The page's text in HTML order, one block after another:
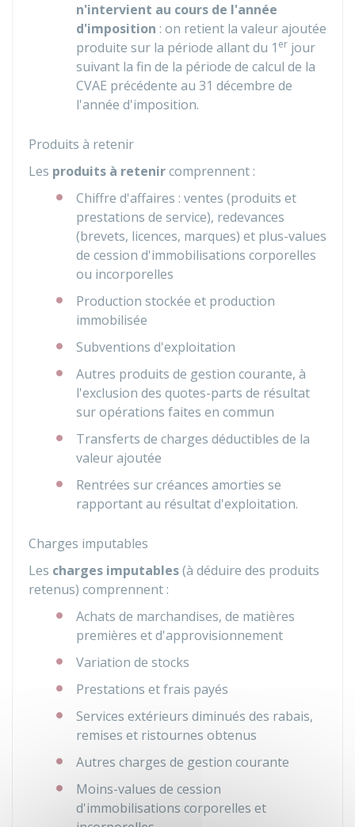
n'intervient au cours de l'année
d'imposition : on retient la valeur ajoutée
produite sur la période allant du 1 er jour
suivant la fin de la période de calcul de la
CVAE précédente au 31 décembre de
l'année d'imposition.
Produits à retenir
Les produits à retenircomprennent :
Chiffre d'affaires : ventes (produits et
prestations de service), redevances
(brevets, licences, marques) et plus-values
de cession d'immobilisations corporelles
ou incorporelles
Production stockée et production
immobilisée
Subventions d'exploitation
Autres produits de gestion courante, à
l'exclusion des quotes-parts de résultat
sur opérations faites en commun
Transferts de charges déductibles de la
valeur ajoutée
Rentrées sur créances amorties se
rapportant au résultat d'exploitation.
Charges imputables
Les charges imputables(à déduire des produits
retenus) comprennent :
Achats de marchandises, de matières
premières et d'approvisionnement
Variation de stocks
Prestations et frais payés
Services extérieurs diminués des rabais,
remises et ristournes obtenus
Autres charges de gestion courante
Moins-values de cession
d'immobilisations corporelles et